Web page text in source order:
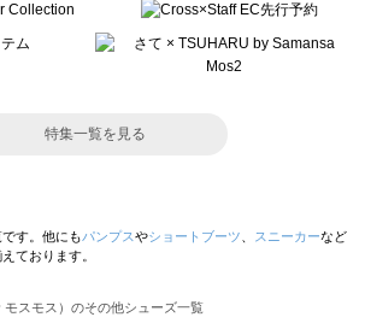
特集一覧を見る
す。他にもパンプスやショートブーツ スニーカーなど
ております。
スモス）のその他シューズ一覧